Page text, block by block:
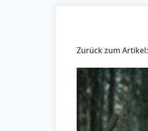
Zurück zum Artikel: